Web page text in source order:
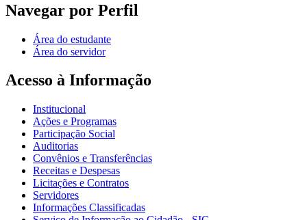
Navegar por Perfil
Área do estudante
Área do servidor
Acesso à Informação
Institucional
Ações e Programas
Participação Social
Auditorias
Convênios e Transferências
Receitas e Despesas
Licitações e Contratos
Servidores
Informações Classificadas